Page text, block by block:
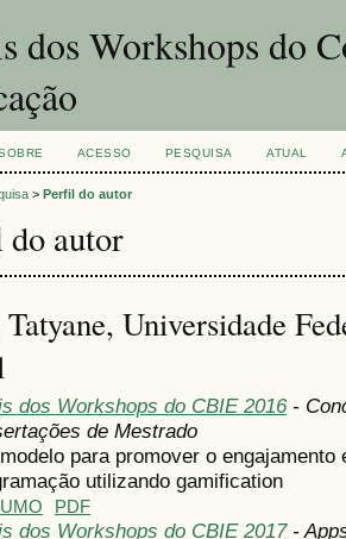
dos Workshops do
ACESSO PESQUISA ATUAL
> Perfil do autor
autor
Universidade
dos Workshops do CBIE 2016-
de Mestrado
para promover o
utilizando gamification
PDF
dos Workshops do CBIE 2017-